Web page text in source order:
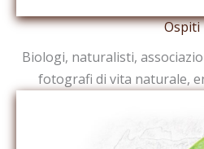
Ospiti
Biologi, naturalisti,
fotografi di vita naturale,